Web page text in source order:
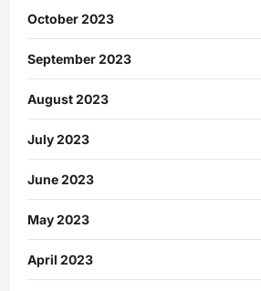
October 2023
September 2023
August 2023
July 2023
June 2023
May 2023
April 2023